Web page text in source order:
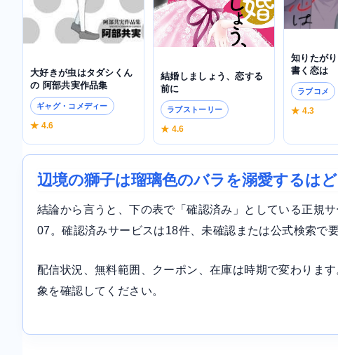
大好きが虫はタダシくん
の 阿部共実作品集
ギャグ・コメディー
★ 4.6
結婚しましょう、恋する
前に
ラブストーリー
★ 4.6
知りたが
書く恋は
ラブコメ
★ 4.3
辺境の獅子は瑠璃色のバラを溺愛するは
結論から言うと、下の表で「確認済み」としている正規
07。確認済みサービスは18件、未確認または公式検索で
配信状況、無料範囲、クーポン、在庫は時期で変わりま
象を確認してください。